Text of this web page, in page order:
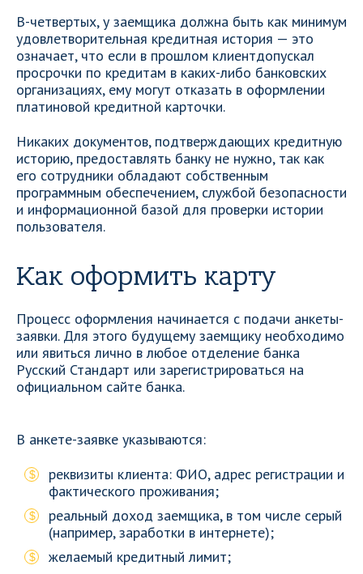
В-четвертых, у заемщика должна быть как минимум
удовлетворительная кредитная история — это
означает, что если в прошлом клиентдопускал
просрочки по кредитам в каких-либо банковских
организациях, ему могут отказать в оформлении
платиновой кредитной карточки.
Никаких документов, подтверждающих кредитную
историю, предоставлять банку не нужно, так как
его сотрудники обладают собственным
программным обеспечением, службой безопасности
и информационной базой для проверки истории
пользователя.
Как оформить карту
Процесс оформления начинается с подачи анкеты-
заявки. Для этого будущему заемщику необходимо
или явиться лично в любое отделение банка
Русский Стандарт или зарегистрироваться на
официальном сайте банка.
В анкете-заявке указываются:
реквизиты клиента: ФИО, адрес регистрации и
фактического проживания;
реальный доход заемщика, в том числе серый
(например, заработки в интернете);
желаемый кредитный лимит;